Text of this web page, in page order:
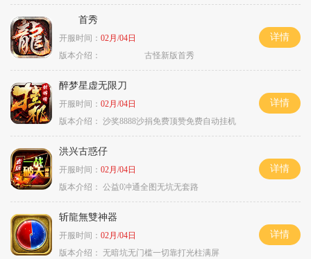
首秀
开服时间： 02月/04日
版本介绍：
古怪新版首秀
详情
醉梦星虚无限刀
开服时间： 02月/04日
版本介绍： 沙奖8888沙捐免费顶赞免费自动挂机
详情
洪兴古惑仔
开服时间： 02月/04日
版本介绍： 公益0冲通全图无坑无套路
详情
斩龍無雙神器
开服时间： 02月/04日
版本介绍： 无暗坑无门槛一切靠打光柱满屏
详情